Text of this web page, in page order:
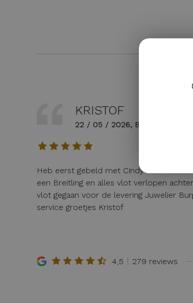
KRISTOF
22 / 05 / 2026, Belgie
Heb eerst gebeld met Cindy voor wat
een Breitling en alles vlot verlopen
vlot gegaan voor de levering Juwelier
service groetjes Kristof
4,5 279 reviews